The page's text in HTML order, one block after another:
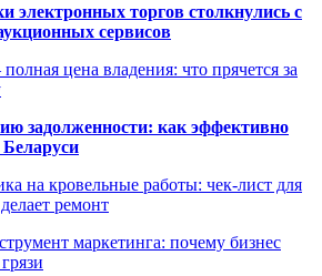
электронных торгов столкнулись с
сервисов
цена владения: что прячется за
задолженности: как эффективно
Беларуси
на кровельные работы: чек-лист для
ремонт
маркетинга: почему бизнес